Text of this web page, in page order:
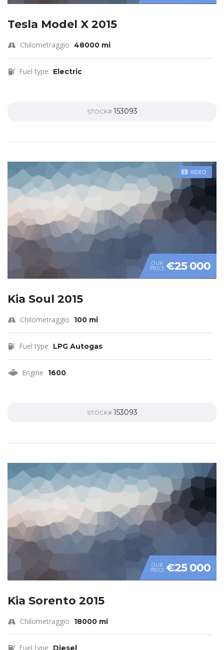
Tesla Model X 2015
Chilometraggio 48000 mi
Fuel type Electric
STOCK# 153093
VIDEO
OUR
PRICE €25 000
Kia Soul 2015
Chilometraggio 100 mi
Fuel type LPG Autogas
Engine 1600
STOCK# 153093
OUR
PRICE €25 000
Kia Sorento 2015
Chilometraggio 18000 mi
Fuel type Diesel